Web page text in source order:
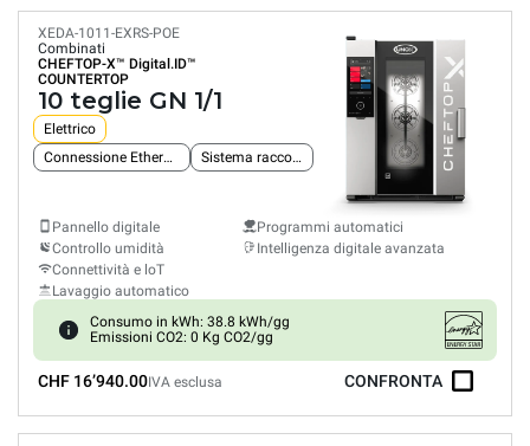
XEDA-1011-EXRS-POE
Combinati
CHEFTOP-X™ Digital.ID™
COUNTERTOP
10 teglie GN 1/1
Elettrico
Connessione Ethernet integrata
Sistema raccolta grassi
Pannello digitale
Controllo umidità
Connettività e loT
Lavaggio automatico
Programmi automatici
Intelligenza digitale avanzata
Consumo in kWh: 38.8 kWh/gg
Emissioni CO2: 0 Kg CO2/gg
CHF 16’940.00IVA esclusa CONFRONTA